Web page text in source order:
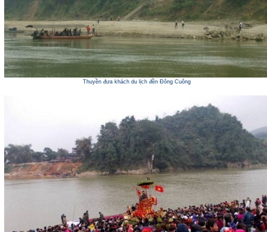
Thuyền đưa khách du lịch đền Đông Cuông